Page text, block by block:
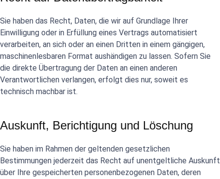
Sie haben das Recht, Daten, die wir auf Grundlage Ihrer
Einwilligung oder in Erfüllung eines Vertrags automatisiert
verarbeiten, an sich oder an einen Dritten in einem gängigen,
maschinenlesbaren Format aushändigen zu lassen. Sofern Sie
die direkte Übertragung der Daten an einen anderen
Verantwortlichen verlangen, erfolgt dies nur, soweit es
technisch machbar ist.
Auskunft, Berichtigung und Löschung
Sie haben im Rahmen der geltenden gesetzlichen
Bestimmungen jederzeit das Recht auf unentgeltliche Auskunft
über Ihre gespeicherten personenbezogenen Daten, deren